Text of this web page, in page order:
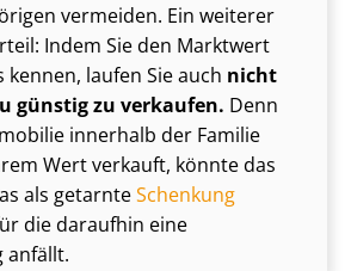
vermeiden. Ein weiterer
Indem Sie den Marktwert
kennen, laufen Sie auch nicht
günstig zu verkaufen. Denn
innerhalb der Familie
Wert verkauft, könnte das
als getarnteSchenkung
die daraufhin eine
anfällt.